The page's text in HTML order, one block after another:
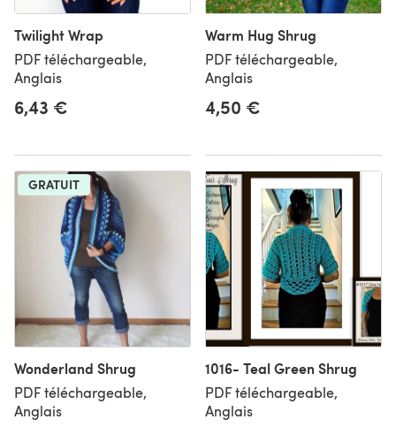
Twilight Wrap
PDF téléchargeable,
Anglais
6,43 €
Warm Hug Shrug
PDF téléchargeable,
Anglais
4,50 €
GRATUIT
Wonderland Shrug
PDF téléchargeable,
Anglais
1016- Teal Green Shrug
PDF téléchargeable,
Anglais